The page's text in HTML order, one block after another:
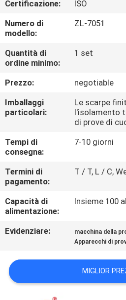
GIRO
DELLA
FABBRICA
CONTROLLO
DI
NOTIZIE
RICHIEDA
CITAZIONE
Certificazione:
ISO
Numero di
modello:
ZL-7051
Quantità di
ordine minimo:
1 set
Prezzo:
negotiable
Imballaggi
particolari:
Le scarpe
l'isolamento
di prove di
Tempi di
consegna:
7-10 giorni
Termini di
pagamento:
T / T, L / C,
Capacità di
alimentazione:
Insieme 100
Evidenziare: macchina della
Apparecchi di
MIGLIOR